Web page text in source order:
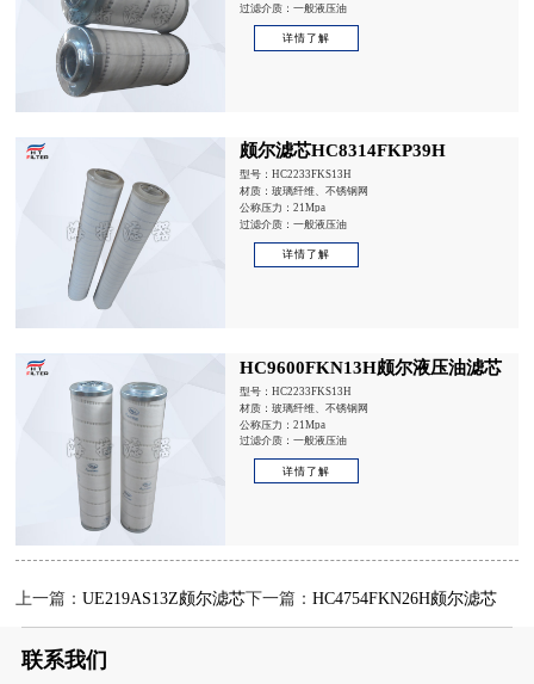
过滤介质：一般液压油
详情了解
颇尔滤芯HC8314FKP39H
型号：HC2233FKS13H
材质：玻璃纤维、不锈钢网
公称压力：21Mpa
过滤介质：一般液压油
详情了解
HC9600FKN13H颇尔液压油滤芯
型号：HC2233FKS13H
材质：玻璃纤维、不锈钢网
公称压力：21Mpa
过滤介质：一般液压油
详情了解
上一篇：UE219AS13Z颇尔滤芯下一篇：HC4754FKN26H颇尔滤芯
联系我们